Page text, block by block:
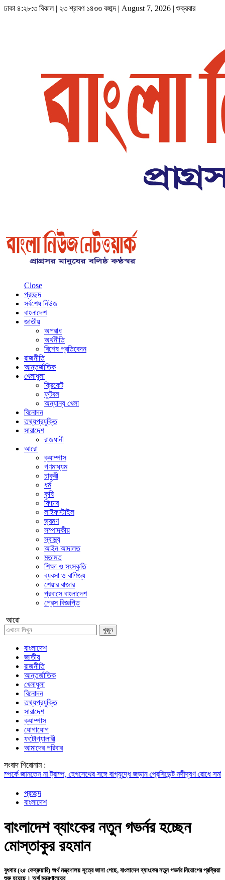
ঢাকা ৪:২৮:৪ বিকাল| ২৩ শ্রাবণ ১৪৩৩ বঙ্গাব্দ | August 7, 2026 |শুক্রবার
Close
প্রচ্ছদ
সর্বশেষ নিউজ
বাংলাদেশ
জাতীয়
অপরাধ
অর্থনীতি
বিশেষ প্রতিবেদন
রাজনীতি
আন্তর্জাতিক
খেলাধুলা
ক্রিকেট
ফুটবল
অন্যান্য খেলা
বিনোদন
তথ্যপ্রযুক্তি
সারাদেশ
রাজধানী
আরো
ক্যাম্পাস
গণমাধ্যম
চাকুরী
ধর্ম
কৃষি
ফিচার
লাইফস্টাইল
ভ্রমণ
সম্পাদকীয়
স্বাস্থ্য
আইন আদালত
মতামত
শিক্ষা ও সংস্কৃতি
ব্যবসা ও বাণিজ্য
শেয়ার বাজার
প্রবাসে বাংলাদেশ
প্রেস বিজ্ঞপ্তি
আরো
খুজুন
বাংলাদেশ
জাতীয়
রাজনীতি
আন্তর্জাতিক
খেলাধুলা
বিনোদন
তথ্যপ্রযুক্তি
সারাদেশ
ক্যাম্পাস
যোগাযোগ
ফটোগ্যালারী
আমাদের পরিবার
সংবাদ শিরোনাম :
সঙ্গে বাগ্‌যুদ্ধে জড়ান প্রেসিডেন্টনদীদূষণ রোধে সমন্বিত পদক্ষেপ গ্রহণে
প্রচ্ছদ
বাংলাদেশ
বাংলাদেশ ব্যাংকের নতুন গভর্নর হচ্ছেন
মোস্তাকুর রহমান
বুধবার (২৫ ফেব্রুয়ারি) অর্থ মন্ত্রণালয় সূত্রে জানা গেছে, বাংলাদেশ ব্যাংকের নতুন গভর্নর নিয়োগের প্রক্রিয়া
শুরু হয়েছে। অর্থ মন্ত্রণালয়ের